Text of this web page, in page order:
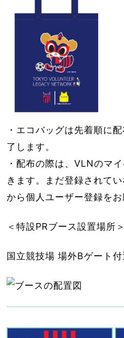
・エコバッグは先着順に
了します。
・配布の際は、VLNのマ
きます。まだ登録されてい
から個人ユーザー登録をお
＜特設PRブース設置場所＞
国立競技場 場外Bゲート付